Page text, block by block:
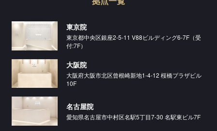
東京院
東京都中央区銀座2-5-11 V88ビルディング6-7F（受
付:7F）
大阪院
大阪府大阪市北区曾根崎新地1-4-12 桜橋プラザビル
10F
名古屋院
愛知県名古屋市中村区名駅5丁目7-30 名駅東ビル7F